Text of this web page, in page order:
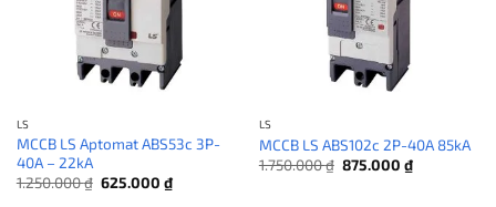
LS
MCCB LS Aptomat ABS53c 3P-
40A – 22kA
1.250.000₫ Giá
gốc
625.000 ₫Giá
hiện
LS
MCCB LS ABS102c 2P-40A 85kA
1.750.000₫ Giá
gốc
875.000 ₫Giá
hiện